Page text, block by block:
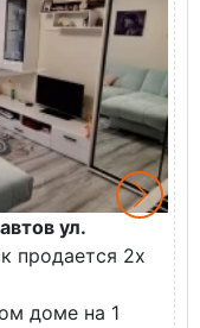
ул.
продается 2х
доме на 1